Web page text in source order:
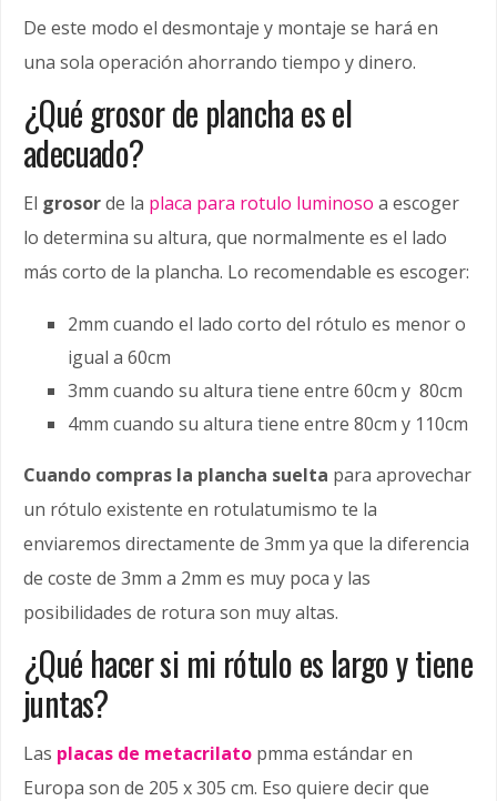
De este modo el desmontaje y montaje se hará en
una sola operación ahorrando tiempo y dinero.
¿Qué grosor de plancha es el
adecuado?
El grosorde la placa para rotulo luminoso a escoger
lo determina su altura, que normalmente es el lado
más corto de la plancha. Lo recomendable es escoger:
2mm cuando el lado corto del rótulo es menor o
igual a 60cm
3mm cuando su altura tiene entre 60cm y 80cm
4mm cuando su altura tiene entre 80cm y 110cm
Cuando compras la plancha suelta para aprovechar
un rótulo existente en rotulatumismo te la
enviaremos directamente de 3mm ya que la diferencia
de coste de 3mm a 2mm es muy poca y las
posibilidades de rotura son muy altas.
¿Qué hacer si mi rótulo es largo y tiene
juntas?
Las placas de metacrilato pmma estándar en
Europa son de 205 x 305 cm. Eso quiere decir que